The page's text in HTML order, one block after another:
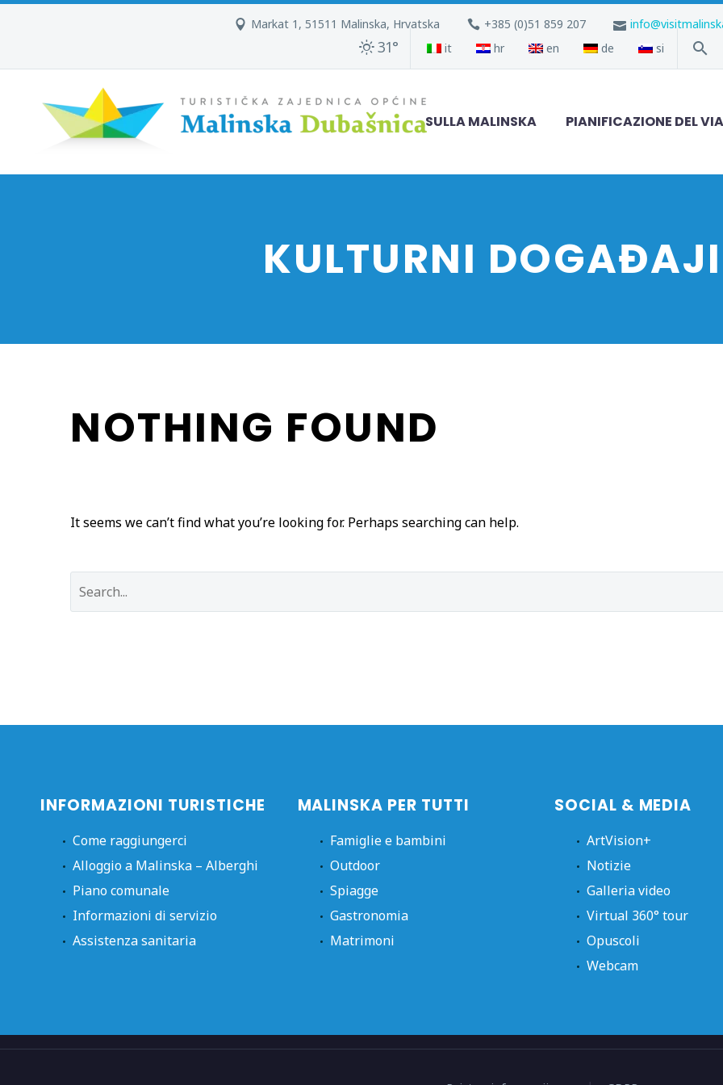
Markat 1, 51511 Malinska, Hrvatska +385 (0)51 859 207
31° it hr en de si
SULLA MALINSKA PIANIFICAZIONE DEL
KULTURNI
NOTHING FOUND
It seems we can’t find what you’re looking for. Perhaps searching can help.
INFORMAZIONI TURISTICHE
Come raggiungerci
Alloggio a Malinska – Alberghi
Piano comunale
Informazioni di servizio
Assistenza sanitaria
MALINSKA PER TUTTI
Famiglie e bambini
Outdoor
Spiagge
Gastronomia
Matrimoni
SOCIAL & MEDIA
ArtVision+
Notizie
Galleria video
Virtual 360° tour
Opuscoli
Webcam